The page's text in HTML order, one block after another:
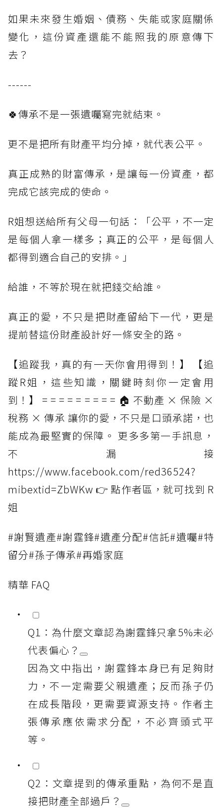
如果未來發生婚姻、債務、失能或家庭關係
變化，這份資產還能不能照我的原意傳下
去？
------
🍀傳承不是一張遺囑寫完就結束。
更不是把所有財產平均分掉，就代表公平。
真正成熟的財富傳承，是讓每一份資產，都
完成它該完成的使命。
R姐想送給所有父母一句話：「公平，不一定
是每個人拿一樣多；真正的公平，是每個人
都得到適合自己的安排。」
給誰，不等於現在就把錢交給誰。
真正的愛，不只是把財產留給下一代，更是
提前替這份財產設計好一條安全的路。
【追蹤我，真的有一天你會用得到！】 【追
蹤R姐，這些知識，關鍵時刻你一定會用
到！】 = = = = = = = = = 🏠 不動產 × 保險 ×
稅務 × 傳承 讓你的愛，不只是口頭承諾，也
能成為最堅實的保障。 更多多第一手訊息，
不漏接
https://www.facebook.com/red36524?
mibextid=ZbWKw 👉 點作者區，就可找到 R
姐
#謝賢遺產#謝霆鋒#遺產分配#信託#遺囑#特
留分#孫子傳承#再婚家庭
精華 FAQ
Q1：為什麼文章認為謝霆鋒只拿5%未必
代表偏心？
因為文中指出，謝霆鋒本身已有足夠財
力，不一定需要父親遺產；反而孫子仍
在成長階段，更需要資源支持。作者主
張傳承應依需求分配，不必齊頭式平
等。
Q2：文章提到的傳承重點，為何不是直
接把財產全部過戶？